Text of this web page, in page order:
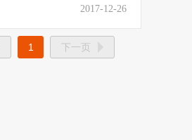
2017-12-26
1 下一页